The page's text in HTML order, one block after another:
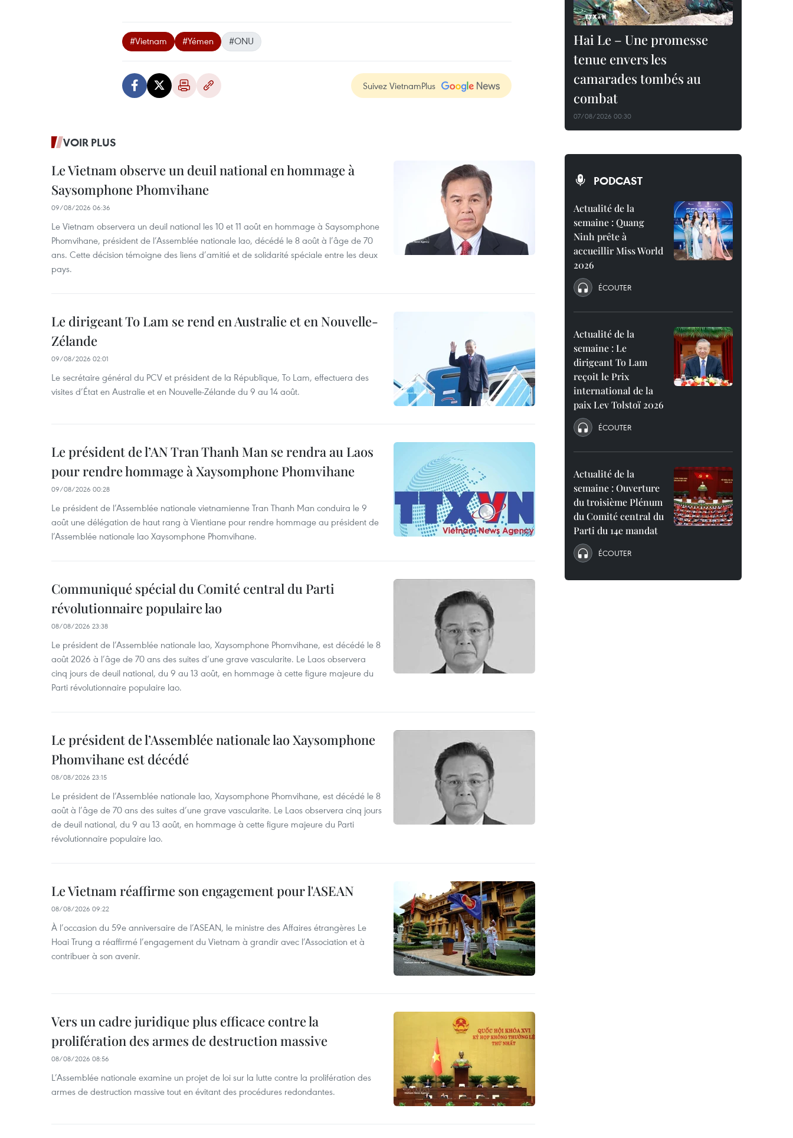
#Vietnam #Yémen #ONU
Suivez VietnamPlus
VOIR PLUS
Le Vietnam observe un deuil national en hommage à
Saysomphone Phomvihane
09/08/2026 06:36
Le Vietnam observera un deuil national les 10 et 11 août en hommage à Saysomphone
Phomvihane, président de l’Assemblée nationale lao, décédé le 8 août à l’âge de 70
ans. Cette décision témoigne des liens d’amitié et de solidarité spéciale entre les deux
pays.
Le dirigeant To Lam se rend en Australie et en Nouvelle-
Zélande
09/08/2026 02:01
Le secrétaire général du PCV et président de la République, To Lam, effectuera des
visites d’État en Australie et en Nouvelle-Zélande du 9 au 14 août.
Le président de l’AN Tran Thanh Man se rendra au Laos
pour rendre hommage à Xaysomphone Phomvihane
09/08/2026 00:28
Le président de l’Assemblée nationale vietnamienne Tran Thanh Man conduira le 9
août une délégation de haut rang à Vientiane pour rendre hommage au président de
l’Assemblée nationale lao Xaysomphone Phomvihane.
Communiqué spécial du Comité central du Parti
révolutionnaire populaire lao
08/08/2026 23:38
Le président de l’Assemblée nationale lao, Xaysomphone Phomvihane, est décédé le 8
août 2026 à l’âge de 70 ans des suites d’une grave vascularite. Le Laos observera
cinq jours de deuil national, du 9 au 13 août, en hommage à cette figure majeure du
Parti révolutionnaire populaire lao.
Le président de l’Assemblée nationale lao Xaysomphone
Phomvihane est décédé
08/08/2026 23:15
Le président de l’Assemblée nationale lao, Xaysomphone Phomvihane, est décédé le 8
août à l’âge de 70 ans des suites d’une grave vascularite. Le Laos observera cinq jours
de deuil national, du 9 au 13 août, en hommage à cette figure majeure du Parti
révolutionnaire populaire lao.
Le Vietnam réaffirme son engagement pour l'ASEAN
08/08/2026 09:22
À l’occasion du 59e anniversaire de l’ASEAN, le ministre des Affaires étrangères Le
Hoai Trung a réaffirmé l’engagement du Vietnam à grandir avec l’Association et à
contribuer à son avenir.
Vers un cadre juridique plus efficace contre la
prolifération des armes de destruction massive
08/08/2026 08:56
L’Assemblée nationale examine un projet de loi sur la lutte contre la prolifération des
armes de destruction massive tout en évitant des procédures redondantes.
Hai Le – Une promesse
tenue envers les
camarades tombés au
combat
07/08/2026 00:30
PODCAST
Actualité de la
semaine : Quang
Ninh prête à
accueillir Miss World
2026
ÉCOUTER
Actualité de la
semaine : Le
dirigeant To Lam
reçoit le Prix
international de la
paix Lev Tolstoï 2026
ÉCOUTER
Actualité de la
semaine : Ouverture
du troisième Plénum
du Comité central du
Parti du 14e mandat
ÉCOUTER